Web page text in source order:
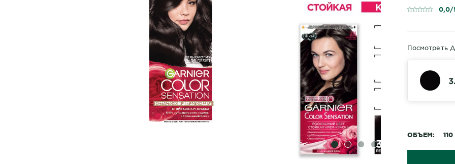
SLIDE 1SLIDE 2
SLIDE 3SLIDE 4
0,0/
Посмотреть
ОБЪЕМ